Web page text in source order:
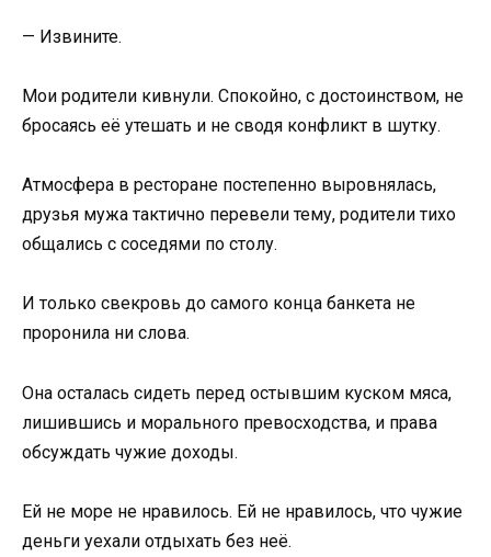
— Извините.
Мои родители кивнули. Спокойно, с достоинством, не
бросаясь её утешать и не сводя конфликт в шутку.
Атмосфера в ресторане постепенно выровнялась,
друзья мужа тактично перевели тему, родители тихо
общались с соседями по столу.
И только свекровь до самого конца банкета не
проронила ни слова.
Она осталась сидеть перед остывшим куском мяса,
лишившись и морального превосходства, и права
обсуждать чужие доходы.
Ей не море не нравилось. Ей не нравилось, что чужие
деньги уехали отдыхать без неё.